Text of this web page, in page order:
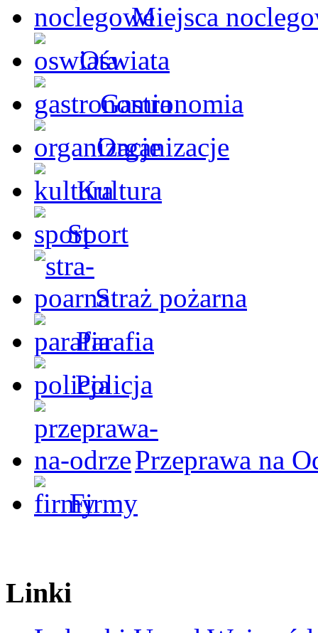
Miejsca
Oświata
Gastronomia
Organizacje
Kultura
Sport
Straż pożarna
Parafia
Policja
Przeprawa na
Firmy
Linki